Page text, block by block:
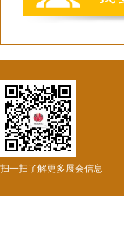
扫一扫了解更多展会信息